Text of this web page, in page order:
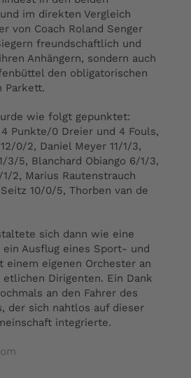
im direkten Vergleich
von Coach Roland Senger
freundschaftlich und
Anhängern, sondern auch
den obligatorischen
Parkett.
wie folgt gepunktet:
Punkte/0 Dreier und 4 Fouls,
0/2, Daniel Meyer 11/1/3,
3/5, Blanchard Obiango 6/1/3,
2, Marius Rautenstrauch
10/0/5, Thorben van de
sich dann wie eine
Ausflug eines Sport- und
einem eigenen Orchester an
Dirigenten. Ein Dank
an den Fahrer des
der sich nahtlos auf dieser
integrierte.